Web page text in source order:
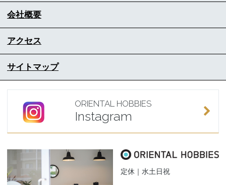
会社概要
アクセス
サイトマップ
ORIENTAL HOBBIES
Instagram
定休｜水土日祝